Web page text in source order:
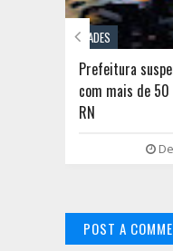
CIDADES
Prefeitura
com mais de 50
RN

POST A